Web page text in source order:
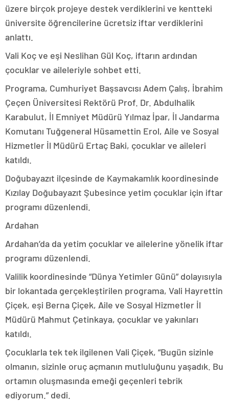
üzere birçok projeye destek verdiklerini ve kentteki
üniversite öğrencilerine ücretsiz iftar verdiklerini
anlattı.
Vali Koç ve eşi Neslihan Gül Koç, iftarın ardından
çocuklar ve aileleriyle sohbet etti.
Programa, Cumhuriyet Başsavcısı Adem Çalış, İbrahim
Çeçen Üniversitesi Rektörü Prof. Dr. Abdulhalik
Karabulut, İl Emniyet Müdürü Yılmaz İpar, İl Jandarma
Komutanı Tuğgeneral Hüsamettin Erol, Aile ve Sosyal
Hizmetler İl Müdürü Ertaç Baki, çocuklar ve aileleri
katıldı.
Doğubayazıt ilçesinde de Kaymakamlık koordinesinde
Kızılay Doğubayazıt Şubesince yetim çocuklar için iftar
programı düzenlendi.
Ardahan
Ardahan’da da yetim çocuklar ve ailelerine yönelik iftar
programı düzenlendi.
Valilik koordinesinde “Dünya Yetimler Günü” dolayısıyla
bir lokantada gerçekleştirilen programa, Vali Hayrettin
Çiçek, eşi Berna Çiçek, Aile ve Sosyal Hizmetler İl
Müdürü Mahmut Çetinkaya, çocuklar ve yakınları
katıldı.
Çocuklarla tek tek ilgilenen Vali Çiçek, “Bugün sizinle
olmanın, sizinle oruç açmanın mutluluğunu yaşadık. Bu
ortamın oluşmasında emeği geçenleri tebrik
ediyorum.” dedi.